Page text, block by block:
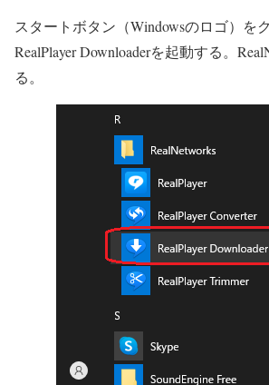
スタートボタン（Windowsのロゴ）を
RealPlayer Downloaderを起動する。
る。